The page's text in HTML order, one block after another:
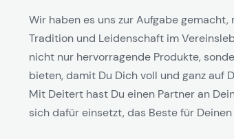
Wir haben es uns zur Aufgabe
Tradition und Leidenschaft im
nicht nur hervorragende Produkte,
bieten, damit Du Dich voll und ganz auf
Mit Deitert hast Du einen Partner an
sich dafür einsetzt, das Beste für